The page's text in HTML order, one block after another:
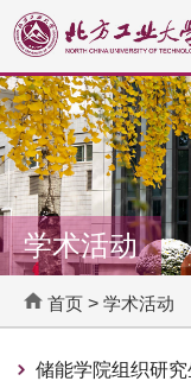
学术活动
首页 > 学术活动
储能学院组织研